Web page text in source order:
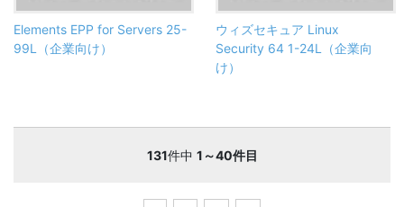
Elements EPP for Servers 25-
99L（企業向け）
ウィズセキュア Linux
Security 64 1-24L（企業向
け）
131件中 1～40件目